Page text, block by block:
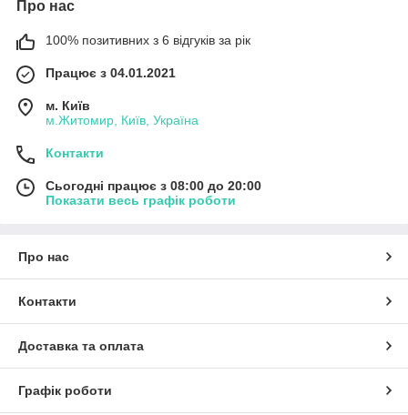
Про нас
100% позитивних з 6 відгуків за рік
Працює з 04.01.2021
м. Київ
м.Житомир, Київ, Україна
Контакти
Сьогодні працює з 08:00 до 20:00
Показати весь графік роботи
Про нас
Контакти
Доставка та оплата
Графік роботи